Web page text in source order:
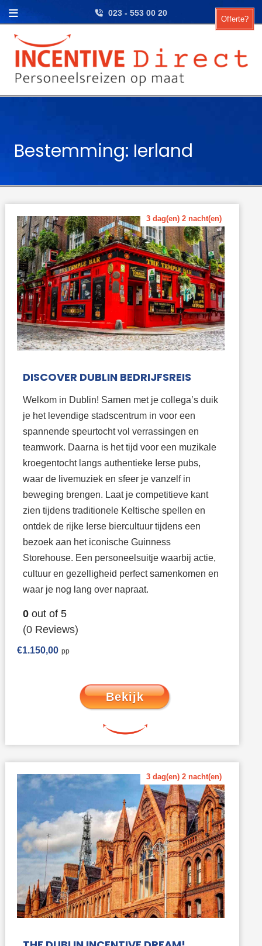
Skip to content 023 - 553 00 20
Offerte?
Bestemming: Ierland
DISCOVER DUBLIN BEDRIJFSREIS
Welkom in Dublin! Samen met je collega’s duik
je het levendige stadscentrum in voor een
spannende speurtocht vol verrassingen en
teamwork. Daarna is het tijd voor een muzikale
kroegentocht langs authentieke Ierse pubs,
waar de livemuziek en sfeer je vanzelf in
beweging brengen. Laat je competitieve kant
zien tijdens traditionele Keltische spellen en
ontdek de rijke Ierse biercultuur tijdens een
bezoek aan het iconische Guinness
Storehouse. Een personeelsuitje waarbij actie,
cultuur en gezelligheid perfect samenkomen en
waar je nog lang over napraat.
0out of 5
(0 Reviews)
3 dag(en) 2 nacht(en)
€1.150,00
Bekijk
3 dag(en) 2 nacht(en)